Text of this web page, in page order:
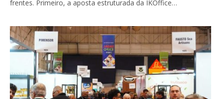
frentes. Primeiro, a aposta estruturada da IKOffice…